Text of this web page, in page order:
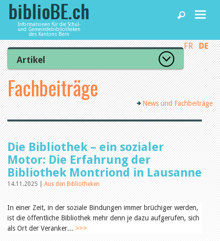
Informationen für die Schul-
und Gemeindebibliotheken
des Kantons Bern
Home
News und Fachbeiträge
Bibliotheken
Agenda
Dienstleistungen
biblioBE nutzen
FR DE
Artikel
Zur Artikelübersicht
Lesenswert
Gut bewertet
Kategorien
Aus dem Amt für Kultur
Aus der Kommission
Aus den Bibliotheken
Organisation
Raum und Infrastruktur
Bestand
Benutzung
Finanzen
Personal
Qualitätsmanagement
Recht und Politik
Öffentlichkeitsarbeit
Leseförderung
Fachbeiträge
News und Fachbeiträge
Die Bibliothek – ein sozialer
Motor: Die Erfahrung der
Bibliothek Montriond in Lausanne
14.11.2025 |Aus den Bibliotheken
In einer Zeit, in der soziale Bindungen immer brüchiger werden,
ist die öffentliche Bibliothek mehr denn je dazu aufgerufen, sich
als Ort der Veranker... >>>